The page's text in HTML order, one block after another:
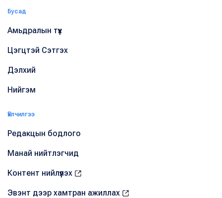
Бусад
Амьдралын түүх
Цэгцтэй Сэтгэх
Дэлхий
Нийгэм
Үйлчилгээ
Редакцын бодлого
Манай нийтлэгчид
Контент нийлүүлэх
Эвэнт дээр хамтран ажиллах